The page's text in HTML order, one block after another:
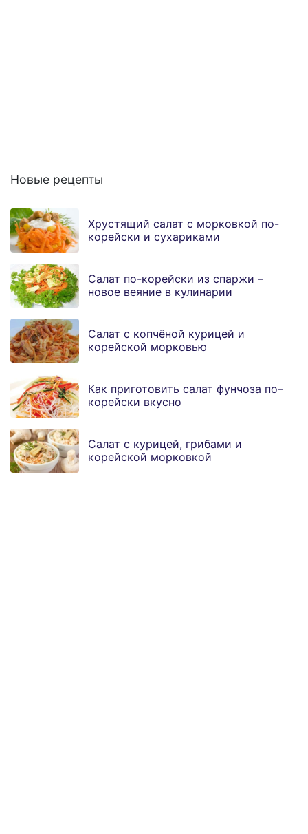
Новые рецепты
Хрустящий салат с морковкой по-
корейски и сухариками
Салат по-корейски из спаржи –
новое веяние в кулинарии
Салат с копчёной курицей и
корейской морковью
Как приготовить салат фунчоза по–
корейски вкусно
Салат с курицей, грибами и
корейской морковкой